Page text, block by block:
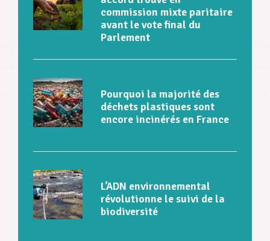
commission mixte paritaire
avant le vote final du
Parlement
Pourquoi la majorité des
déchets plastiques sont
encore incinérés en France
L’ADN environnemental
révolutionne le suivi de la
biodiversité